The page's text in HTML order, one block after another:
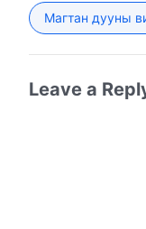
Сатанд
тэдний
Магтан дууны
Leave a